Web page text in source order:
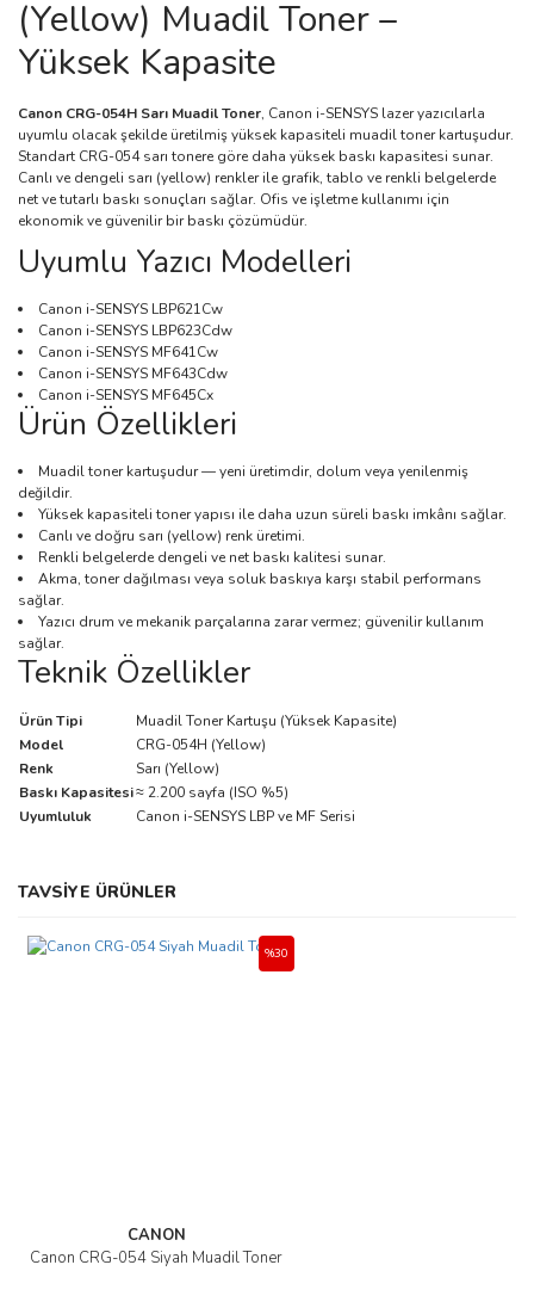
(Yellow) Muadil Toner –
Yüksek Kapasite
Canon CRG-054H Sarı Muadil Toner, Canon i-SENSYS lazer yazıcılarla
uyumlu olacak şekilde üretilmiş yüksek kapasiteli muadil toner kartuşudur.
Standart CRG-054 sarı tonere göre daha yüksek baskı kapasitesi sunar.
Canlı ve dengeli sarı (yellow) renkler ile grafik, tablo ve renkli belgelerde
net ve tutarlı baskı sonuçları sağlar. Ofis ve işletme kullanımı için
ekonomik ve güvenilir bir baskı çözümüdür.
Uyumlu Yazıcı Modelleri
Canon i-SENSYS LBP621Cw
Canon i-SENSYS LBP623Cdw
Canon i-SENSYS MF641Cw
Canon i-SENSYS MF643Cdw
Canon i-SENSYS MF645Cx
Ürün Özellikleri
Muadil toner kartuşudur — yeni üretimdir, dolum veya yenilenmiş
değildir.
Yüksek kapasiteli toner yapısı ile daha uzun süreli baskı imkânı sağlar.
Canlı ve doğru sarı (yellow) renk üretimi.
Renkli belgelerde dengeli ve net baskı kalitesi sunar.
Akma, toner dağılması veya soluk baskıya karşı stabil performans
sağlar.
Yazıcı drum ve mekanik parçalarına zarar vermez; güvenilir kullanım
sağlar.
Teknik Özellikler
Ürün Tipi
Muadil Toner Kartuşu (Yüksek Kapasite)
Model
CRG-054H (Yellow)
Renk
Sarı (Yellow)
Baskı Kapasitesi≈ 2.200 sayfa (ISO %5)
Uyumluluk
Canon i-SENSYS LBP ve MF Serisi
Bu ürünün fiyat bilgisi, resim, ürün açıklamalarında ve diğer
konularda yetersiz gördüğünüz noktaları öneri formunu kullanarak
Görüş ve önerileriniz için teşekkür ederiz.
TAVSİYE ÜRÜNLER
CANON
Canon CRG-054 Siyah Muadil Toner
%30